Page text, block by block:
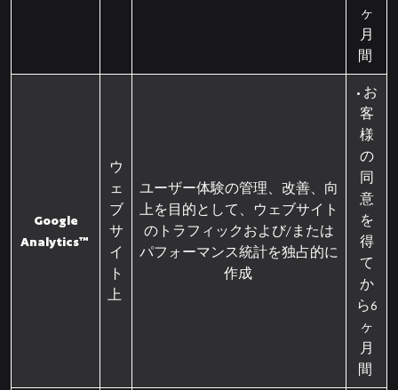
ヶ
月
間
Google
Analytics™
ウ
ェ
ブ
サ
イ
ト
上
ユーザー体験の管理、改善、向
上を目的として、ウェブサイト
のトラフィックおよび/または
パフォーマンス統計を独占的に
作成
• お
客
様
の
同
意
を
得
て
か
ら6
ヶ
月
間